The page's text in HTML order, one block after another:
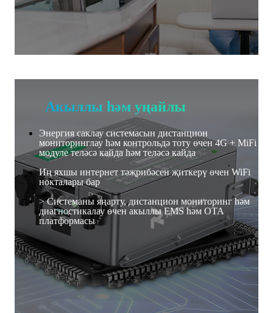
Акыллы һәм уңайлы
Энергия саклау системасын дистанцион
мониторинглау һәм контрольдә тоту өчен 4G + MiFi
модуле теләсә кайда һәм теләсә кайда
Иң яхшы интернет тәҗрибәсен җиткерү өчен WiFi
нокталары бар
> Системаны яңарту, дистанцион мониторинг һәм
диагностикалау өчен акыллы EMS һәм OTA
платформасы